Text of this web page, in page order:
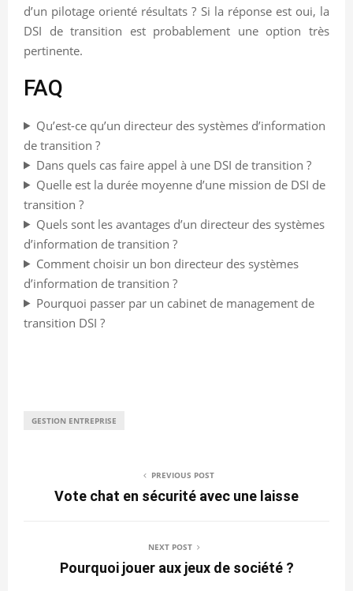
d’un pilotage orienté résultats ? Si la réponse est oui, la
DSI de transition est probablement une option très
pertinente.
FAQ
Qu’est-ce qu’un directeur des systèmes d’information
de transition ?
Dans quels cas faire appel à une DSI de transition ?
Quelle est la durée moyenne d’une mission de DSI de
transition ?
Quels sont les avantages d’un directeur des systèmes
d’information de transition ?
Comment choisir un bon directeur des systèmes
d’information de transition ?
Pourquoi passer par un cabinet de management de
transition DSI ?
GESTION ENTREPRISE
PREVIOUS POST
Vote chat en sécurité avec une laisse
NEXT POST
Pourquoi jouer aux jeux de société ?